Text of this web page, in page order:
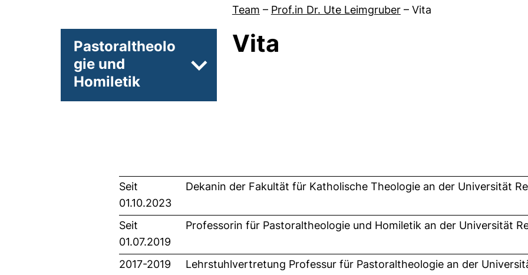
Team – Prof.in Dr. Ute Leimgruber – Vita
Pastoraltheolo
gie und
Homiletik
Unterseiten von Das Fach
Vita
Seit
01.10.2023
Dekanin der Fakultät für Katholische Theologie an der Universität
Seit
01.07.2019
Professorin für Pastoraltheologie und Homiletik an der Universität
2017-2019
Lehrstuhlvertretung Professur für Pastoraltheologie an der